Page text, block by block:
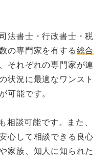
法書士・行政書士・税
の専門家を有する総合
それぞれの専門家が連
状況に最適なワンスト
可能です。
相談可能です。また、
心して相談できる良心
家族、知人に知られた